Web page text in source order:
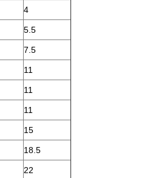
4
5.5
7.5
11
11
11
15
18.5
22